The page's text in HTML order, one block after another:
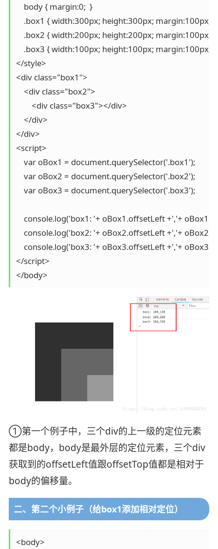
    body { margin:0;  }
.box1 { width:300px; height:300px;
.box2 { width:200px; height:200px;
.box3 { width:100px; height:100px;
</style>
<div class="box1">
    <div class="box2">
    </div>
</div>
<script>
    var oBox1 = document.querySelector('.box1');
    var oBox2 = document.querySelector('.box2');
    var oBox3 = document.querySelector('.box3');
console.log('box1: '+ oBox1.offsetLeft +','+
console.log('box2: '+ oBox2.offsetLeft +','+
console.log('box3: '+ oBox3.offsetLeft +','+
</script>
</body>
①第一个例子中，三个div的上一级的定位元素
都是body，body是最外层的定位元素，三个div
获取到的offsetLeft值跟offsetTop值都是相对于
body的偏移量。
二、第二个小例子（给box1添加相对定位）
<body>